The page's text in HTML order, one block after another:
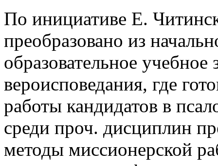
По инициативе Е.
преобразовано из
образовательное учебное
вероисповедания, где
работы кандидатов в
среди проч. дисциплин
методы миссионерской